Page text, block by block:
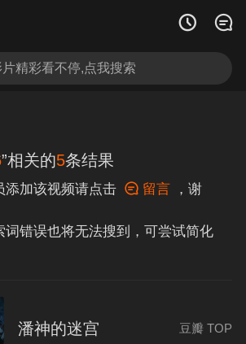
 
”相关的5条结果
添加该视频请点击 留言，谢
词错误也将无法搜到，可尝试简化
豆瓣 TOP
潘神的迷宫